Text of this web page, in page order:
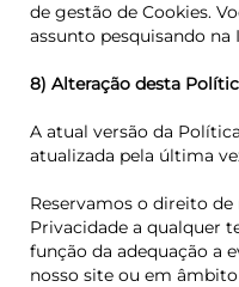
de gestão de Cookies.
assunto pesquisando na
8) Alteração desta
A atual versão da
atualizada pela última
Reservamos o direito
Privacidade a qualquer
função da adequação a
nosso site ou em